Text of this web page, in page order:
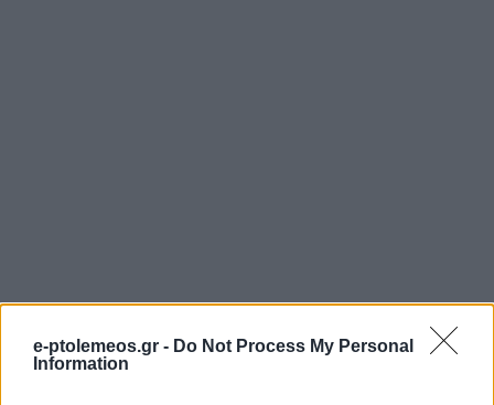
e-ptolemeos.gr - Do Not Process My Personal
Information